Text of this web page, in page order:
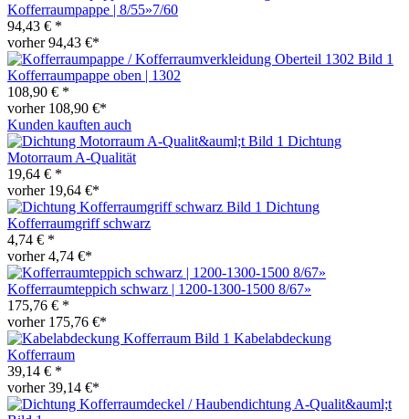
Kofferraumpappe | 8/55»7/60
94,43 € *
vorher 94,43 €*
Kofferraumpappe oben | 1302
108,90 € *
vorher 108,90 €*
Kunden kauften auch
Dichtung
Motorraum A-Qualität
19,64 € *
vorher 19,64 €*
Dichtung
Kofferraumgriff schwarz
4,74 € *
vorher 4,74 €*
Kofferraumteppich schwarz | 1200-1300-1500 8/67»
175,76 € *
vorher 175,76 €*
Kabelabdeckung
Kofferraum
39,14 € *
vorher 39,14 €*